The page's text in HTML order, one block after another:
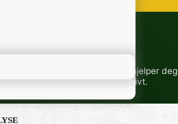
Innotec utvikler innovative og
miljøvennlige produkter som hjelper deg
å jobbe raskere og mer effektivt.